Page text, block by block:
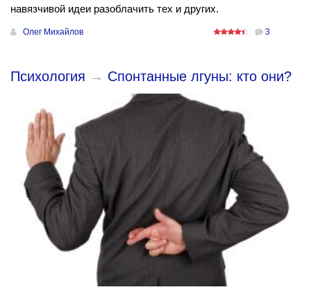
навязчивой идеи разоблачить тех и других.
Олег Михайлов 3
Психология → Спонтанные лгуны: кто они?